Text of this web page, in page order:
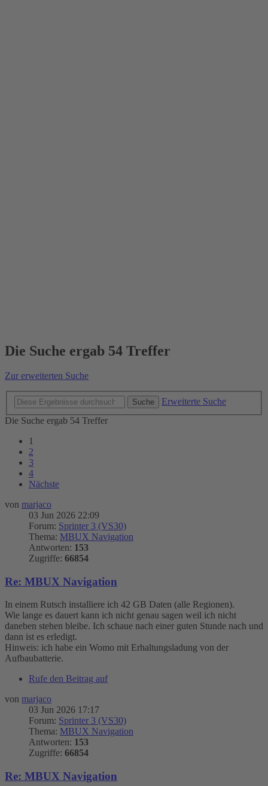
Die Suche ergab 54 Treffer
Zur erweiterten Suche
Suche
Erweiterte Suche
Die Suche ergab 54 Treffer
1
2
3
4
Nächste
von marjaco
03 Jun 2026 22:09
Forum: Sprinter 3 (VS30)
Thema: MBUX Navigation
Antworten: 153
Zugriffe: 66854
Re: MBUX Navigation
In einem Rutsch installiere ich 42 GB Daten (alle Regionen).
Wie lange es dauert kann ich nicht genau sagen weil ich nicht
daneben stehen bleibe. Ich schaue nach einer guten Stunde nach und
dann ist es erledigt.
Hinweis: ich habe ein Womo mit Erhaltungsladung von der
Aufbaubatterie.
Rufe den Beitrag auf
von marjaco
03 Jun 2026 17:17
Forum: Sprinter 3 (VS30)
Thema: MBUX Navigation
Antworten: 153
Zugriffe: 66854
Re: MBUX Navigation